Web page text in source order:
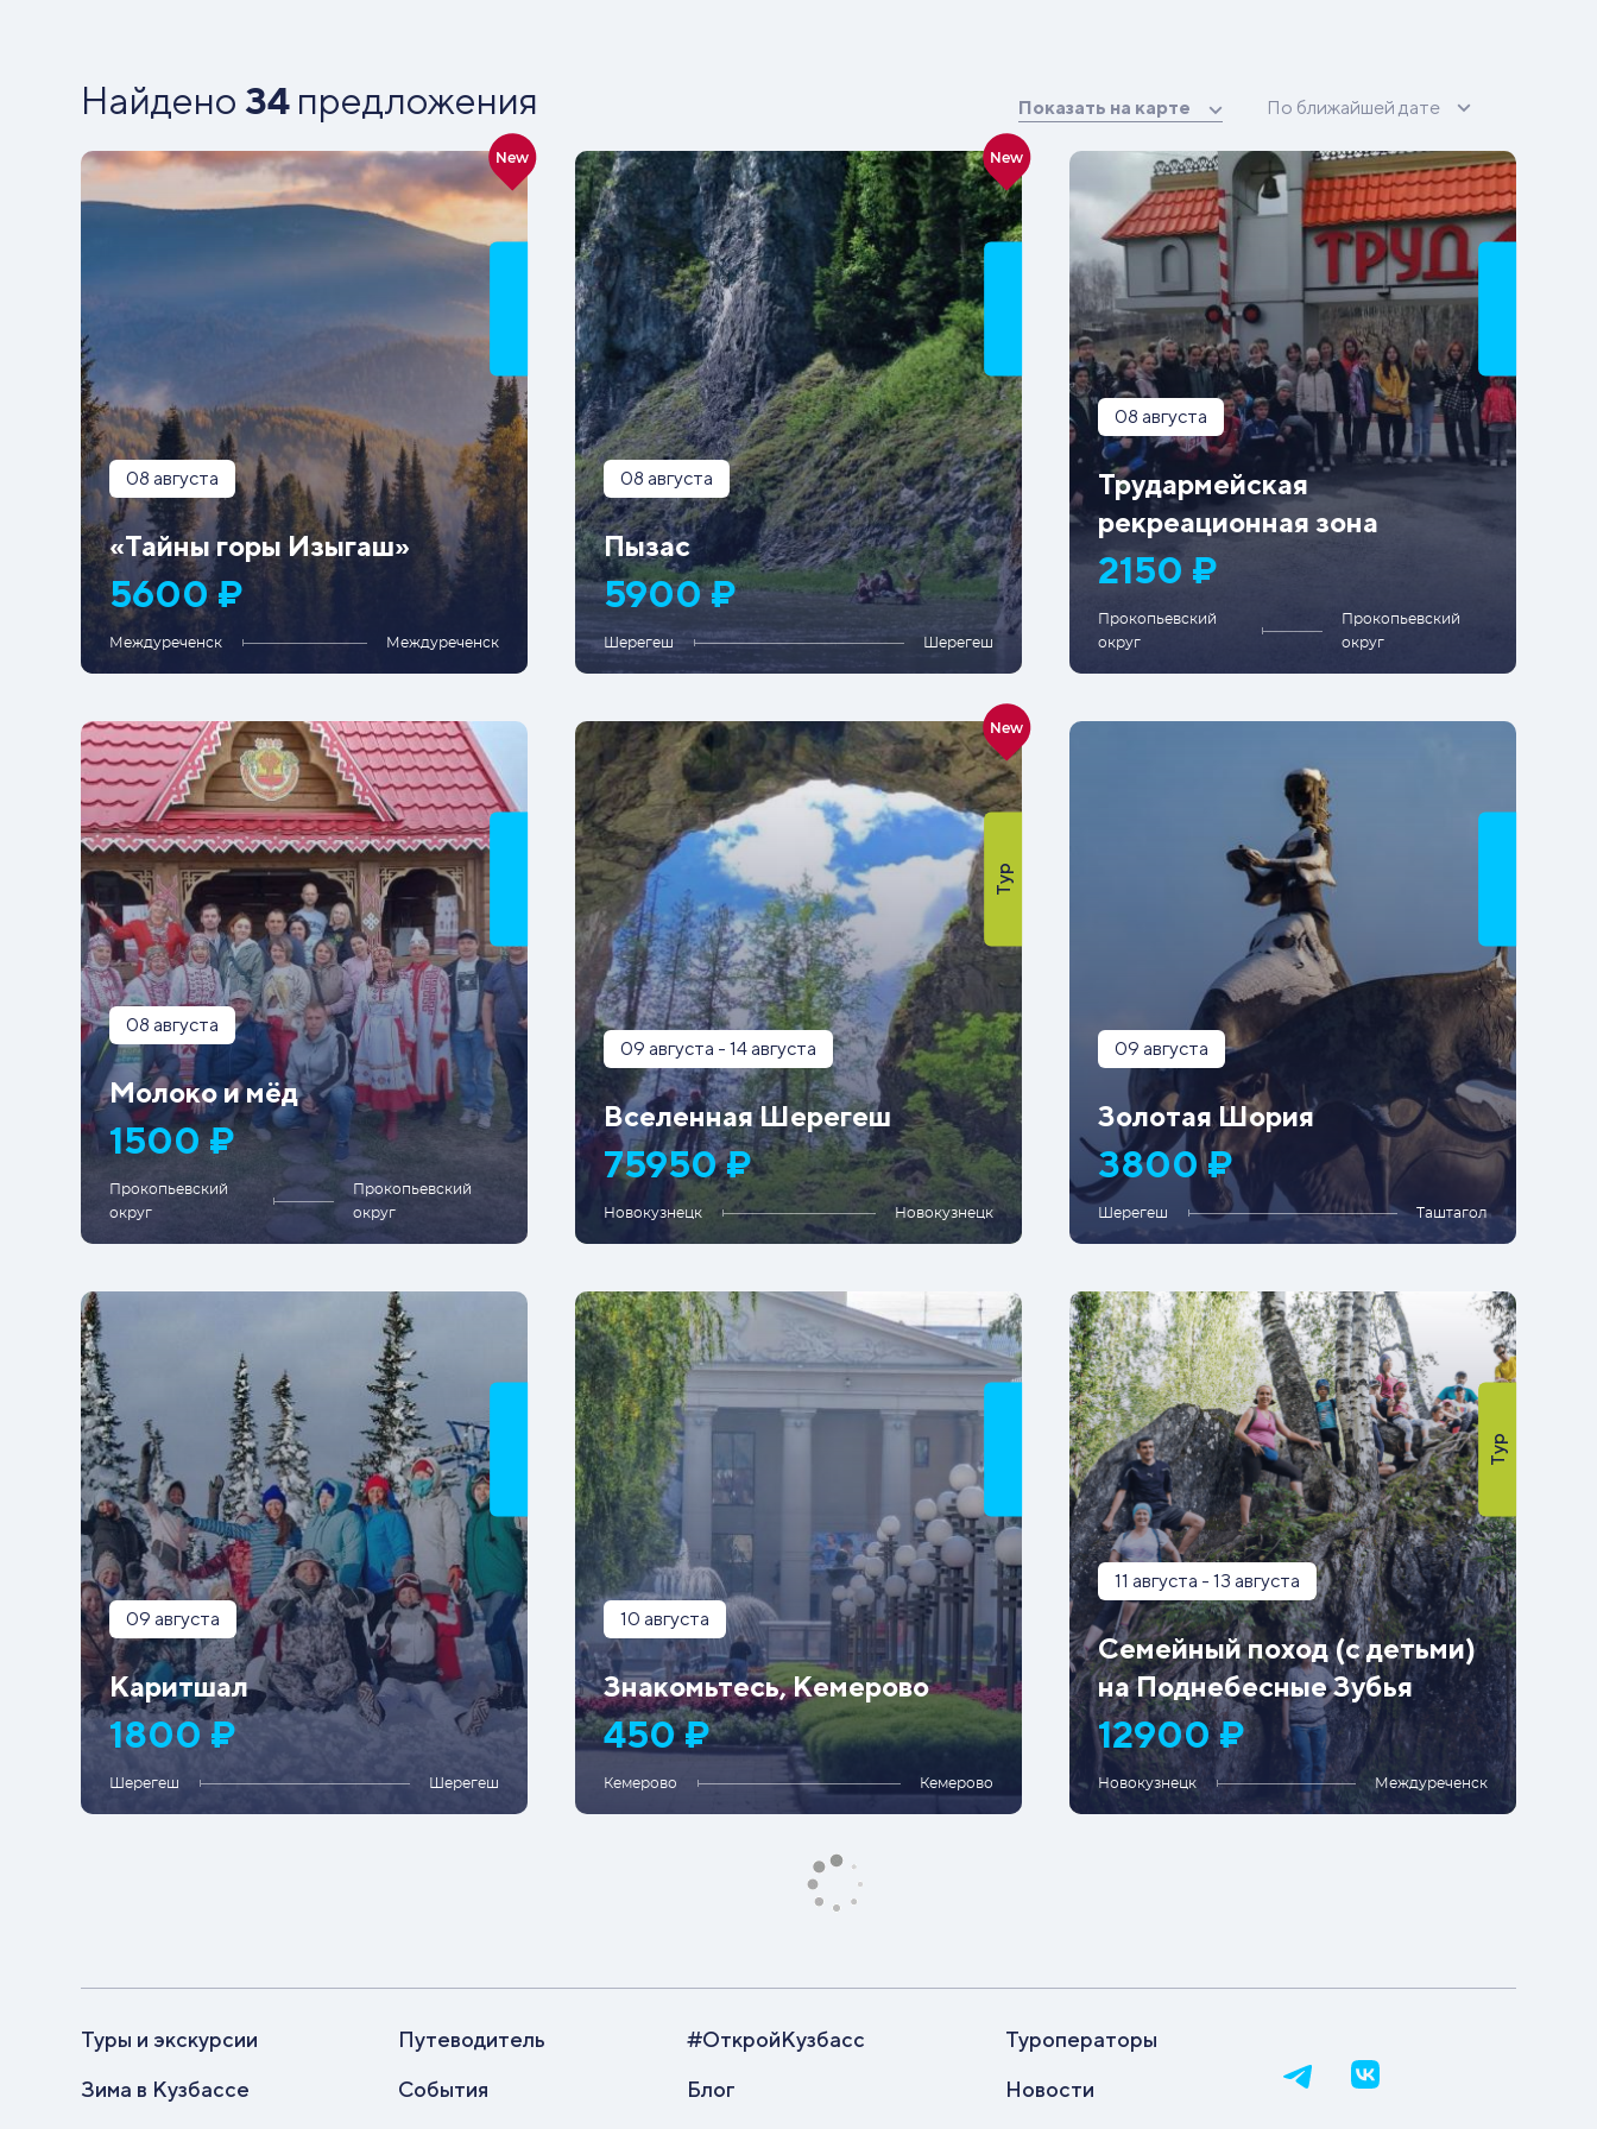
Найдено 34 предложения Показать на карте По ближайшей дате
New
08 августа
«Тайны горы Изыгаш»
5600 ₽
Междуреченск Междуреченск
New
08 августа
Пызас
5900 ₽
Шерегеш Шерегеш
08 августа
Трудармейская
рекреационная зона
2150 ₽
Прокопьевский
округ
Прокопьевский
округ
08 августа
Молоко и мёд
1500 ₽
Прокопьевский
округ
Прокопьевский
округ
New
Тур
09 августа - 14 августа
Вселенная Шерегеш
75950 ₽
Новокузнецк Новокузнецк
09 августа
Золотая Шория
3800 ₽
Шерегеш Таштагол
09 августа
Каритшал
1800 ₽
Шерегеш Шерегеш
10 августа
Знакомьтесь, Кемерово
450 ₽
Кемерово Кемерово
Тур
11 августа - 13 августа
Семейный поход (с детьми)
на Поднебесные Зубья
12900 ₽
Новокузнецк Междуреченск
Туры и экскурсии
Зима в Кузбассе
Путеводитель
События
#ОткройКузбасс
Блог
Туроператоры
Новости